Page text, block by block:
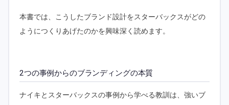
本書では、こうしたブランド設計をスターバックスがどの
ようにつくりあげたのかを興味深く読めます。
2つの事例からのブランディングの本質
ナイキとスターバックスの事例から学べる教訓は、強いブ